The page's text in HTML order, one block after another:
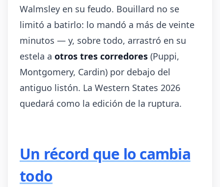
Walmsley en su feudo. Bouillard no se
limitó a batirlo: lo mandó a más de veinte
minutos — y, sobre todo, arrastró en su
estela a otros tres corredores (Puppi,
Montgomery, Cardin) por debajo del
antiguo listón. La Western States 2026
quedará como la edición de la ruptura.
Un récord que lo cambia
todo